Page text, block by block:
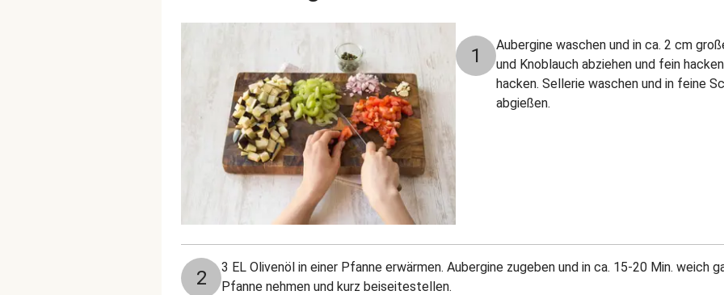
1
Aubergine waschen und in ca. 2 cm
und Knoblauch abziehen und fein
hacken. Sellerie waschen und in feine
abgießen.
2
3 EL Olivenöl in einer Pfanne erwärmen. Aubergine zugeben und in ca. 15-20 Min. weich
Pfanne nehmen und kurz beiseitestellen.